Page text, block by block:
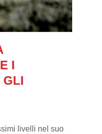
I
GLI
livelli nel suo